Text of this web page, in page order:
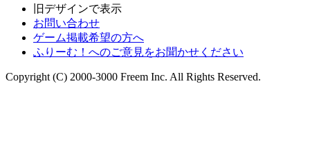
旧デザインで表示
お問い合わせ
ゲーム掲載希望の方へ
ふりーむ！へのご意見をお聞かせください
Copyright (C) 2000-3000 Freem Inc. All Rights Reserved.